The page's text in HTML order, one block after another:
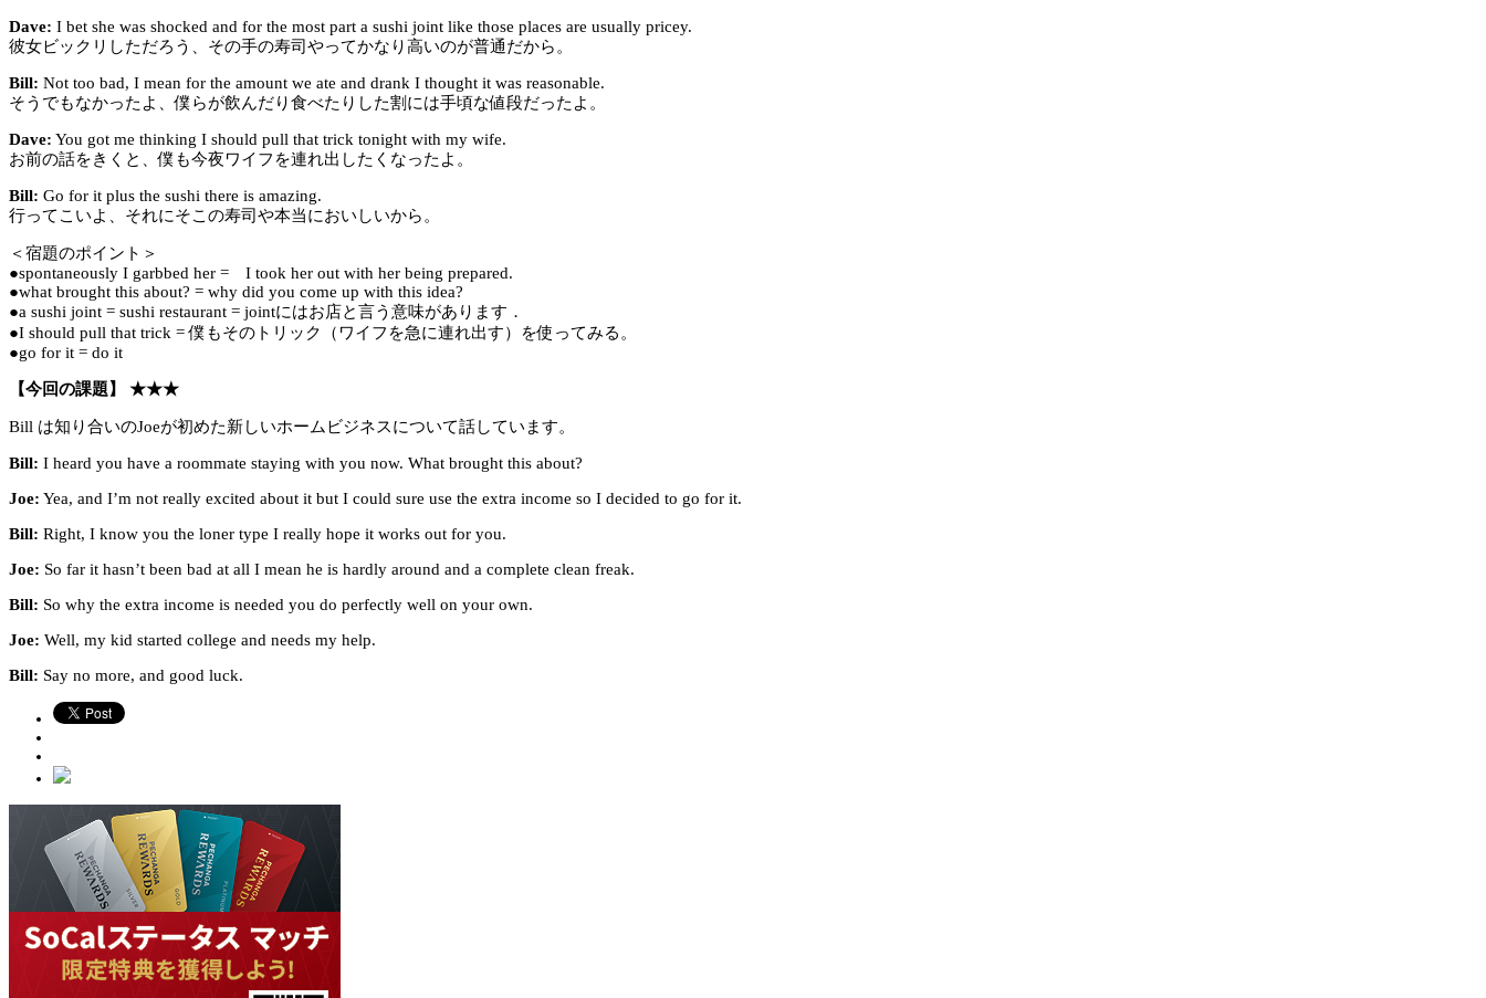
Dave: I bet she was shocked and for the most part a sushi joint like those places are usually pricey.
彼女ビックリしただろう、その手の寿司やってかなり高いのが普通だから。
Bill: Not too bad, I mean for the amount we ate and drank I thought it was reasonable.
そうでもなかったよ、僕らが飲んだり食べたりした割には手頃な値段だったよ。
Dave: You got me thinking I should pull that trick tonight with my wife.
お前の話をきくと、僕も今夜ワイフを連れ出したくなったよ。
Bill: Go for it plus the sushi there is amazing.
行ってこいよ、それにそこの寿司や本当においしいから。
＜宿題のポイント＞
●spontaneously I garbbed her = I took her out with her being prepared.
●what brought this about? = why did you come up with this idea?
●a sushi joint = sushi restaurant = jointにはお店と言う意味があります．
●I should pull that trick = 僕もそのトリック（ワイフを急に連れ出す）を使ってみる。
●go for it = do it
【今回の課題】 ★★★
Bill は知り合いのJoeが初めた新しいホームビジネスについて話しています。
Bill: I heard you have a roommate staying with you now. What brought this about?
Joe: Yea, and I’m not really excited about it but I could sure use the extra income so I decided to go for it.
Bill: Right, I know you the loner type I really hope it works out for you.
Joe: So far it hasn’t been bad at all I mean he is hardly around and a complete clean freak.
Bill: So why the extra income is needed you do perfectly well on your own.
Joe: Well, my kid started college and needs my help.
Bill: Say no more, and good luck.